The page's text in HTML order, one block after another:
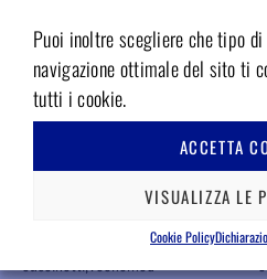
Puoi inoltre scegliere che tipo
navigazione ottimale del sito ti
tutti i cookie.
ACCETTA
VISUALIZZA LE
Cookie Policy
Prime Line piccola, senza
cuscinetti,Tecnomed